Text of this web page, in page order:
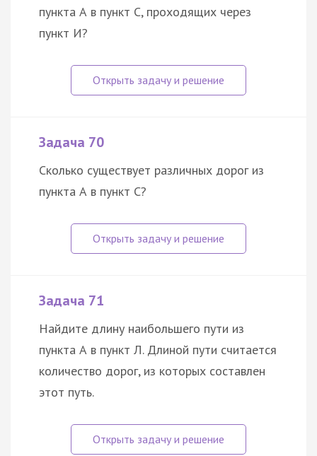
пункта А в пункт С, проходящих через
пункт И?
Задача 70
Сколько существует различных дорог из
пункта А в пункт С?
Задача 71
Найдите длину наибольшего пути из
пункта А в пункт Л. Длиной пути считается
количество дорог, из которых составлен
этот путь.